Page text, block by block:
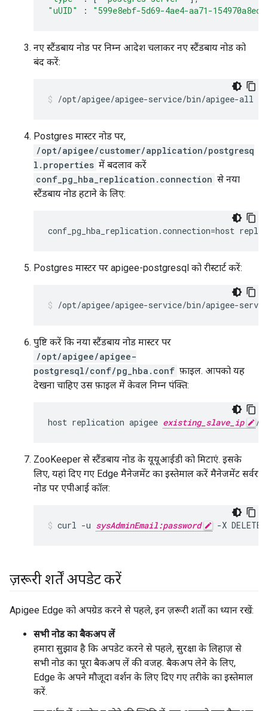
"uUID"
: "599e8ebf-5d69-4ae4-aa71-
नए स्टैंडबाय नोड पर निम्न आदेश चलाकर नए स्टैंडबाय नोड को
बंद करें:
/opt/apigee/apigee-service/bin/apigee-all
Postgres मास्टर नोड पर,
/opt/apigee/customer/application/postgresq
l.properties में बदलाव करें
conf_pg_hba_replication.connection से नया
स्टैंडबाय नोड हटाने के लिए:
conf_pg_hba_replication.connection=host
Postgres मास्टर पर apigee-postgresql को रीस्टार्ट करें:
/opt/apigee/apigee-service/bin/apigee-
पुष्टि करें कि नया स्टैंडबाय नोड मास्टर पर
/opt/apigee/apigee-
postgresql/conf/pg_hba.conf फ़ाइल. आपको यह
देखना चाहिए उस फ़ाइल में केवल निम्न पंक्ति:
host replication apigee existing_slave_ip /
ZooKeeper से स्टैंडबाय नोड के यूयूआईडी को मिटाएं. इसके
लिए, यहां दिए गए Edge मैनेजमेंट का इस्तेमाल करें मैनेजमेंट सर्वर
नोड पर एपीआई कॉल:
curl -u sysAdminEmail:password -X
ज़रूरी शर्तें अपडेट करें
Apigee Edge को अपग्रेड करने से पहले, इन ज़रूरी शर्तों का ध्यान रखें:
सभी नोड का बैकअप लें
हमारा सुझाव है कि अपडेट करने से पहले, सुरक्षा के लिहाज़ से
सभी नोड का पूरा बैकअप लें की वजह. बैकअप लेने के लिए,
Edge के अपने मौजूदा वर्शन के लिए दिए गए तरीके का इस्तेमाल
करें.